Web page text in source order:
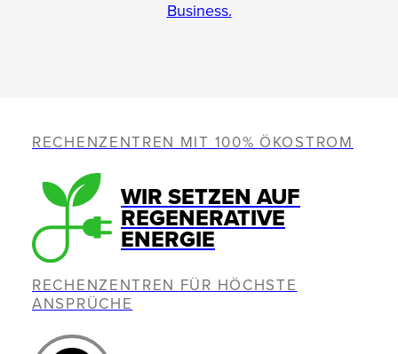
Business.
RECHENZENTREN MIT 100% ÖKOSTROM
WIR SETZEN AUF
REGENERATIVE
ENERGIE
RECHENZENTREN FÜR HÖCHSTE
ANSPRÜCHE